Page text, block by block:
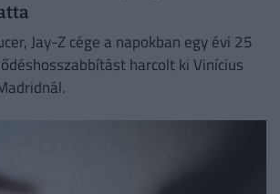
Jay-Z cége a napokban egy évi 25
harcolt ki Vinícius